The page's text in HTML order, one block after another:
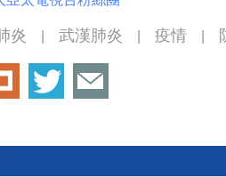
炎 武漢肺炎 疫情